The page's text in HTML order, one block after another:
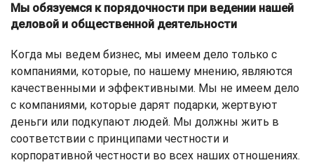
Мы обязуемся к порядочности при ведении нашей
деловой и общественной деятельности
Когда мы ведем бизнес, мы имеем дело только с
компаниями, которые, по нашему мнению, являются
качественными и эффективными. Мы не имеем дело
с компаниями, которые дарят подарки, жертвуют
деньги или подкупают людей. Мы должны жить в
соответствии с принципами честности и
корпоративной честности во всех наших отношениях.